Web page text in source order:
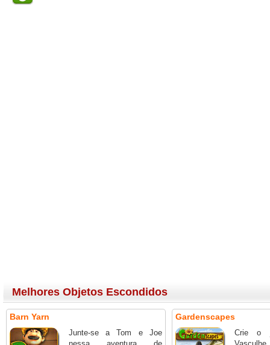
Melhores Objetos Escondidos
Barn Yarn
Junte-se a Tom e Joe
Gardenscapes
Crie o